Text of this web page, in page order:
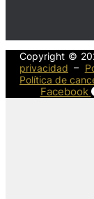
Copyright ©
privacidad –
Política de
Facebook